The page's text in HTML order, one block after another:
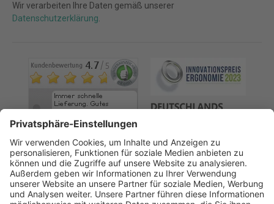
Wir verarbeiten Ihre Daten gemäß unserer
Datenschutzerklärung